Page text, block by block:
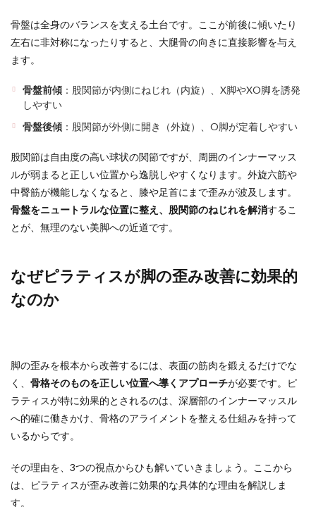
骨盤は全身のバランスを支える土台です。ここが前後に傾いたり
左右に非対称になったりすると、大腿骨の向きに直接影響を与え
ます。
骨盤前傾 ：股関節が内側にねじれ（内旋）、X脚やXO脚を誘発
しやすい
骨盤後傾 ：股関節が外側に開き（外旋）、O脚が定着しやすい
股関節は自由度の高い球状の関節ですが、周囲のインナーマッス
ルが弱まると正しい位置から逸脱しやすくなります。外旋六筋や
中臀筋が機能しなくなると、膝や足首にまで歪みが波及します。
骨盤をニュートラルな位置に整え、股関節のねじれを解消するこ
とが、無理のない美脚への近道です。
なぜピラティスが脚の歪み改善に効果的
なのか
脚の歪みを根本から改善するには、表面の筋肉を鍛えるだけでな
く、 骨格そのものを正しい位置へ導くアプローチが必要です。ピ
ラティスが特に効果的とされるのは、深層部のインナーマッスル
へ的確に働きかけ、骨格のアライメントを整える仕組みを持って
いるからです。
その理由を、3つの視点からひも解いていきましょう。ここから
は、ピラティスが歪み改善に効果的な具体的な理由を解説しま
す。